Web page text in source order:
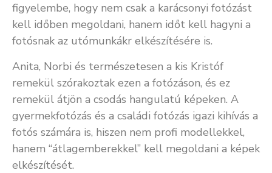
figyelembe, hogy nem csak a karácsonyi fotózást
kell időben megoldani, hanem időt kell hagyni a
fotósnak az utómunkákr elkészítésére is.
Anita, Norbi és természetesen a kis Kristóf
remekül szórakoztak ezen a fotózáson, és ez
remekül átjön a csodás hangulatú képeken. A
gyermekfotózás és a családi fotózás igazi kihívás a
fotós számára is, hiszen nem profi modellekkel,
hanem “átlagemberekkel” kell megoldani a képek
elkészítését.